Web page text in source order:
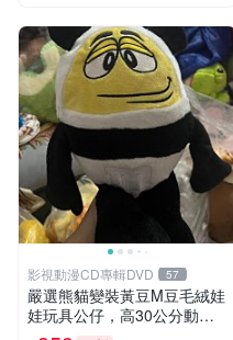
影視動漫CD專輯DVD 57
嚴選熊貓變裝黃豆M豆毛絨娃
娃玩具公仔，高30公分動漫
周邊 熊貓 變裝 公仔